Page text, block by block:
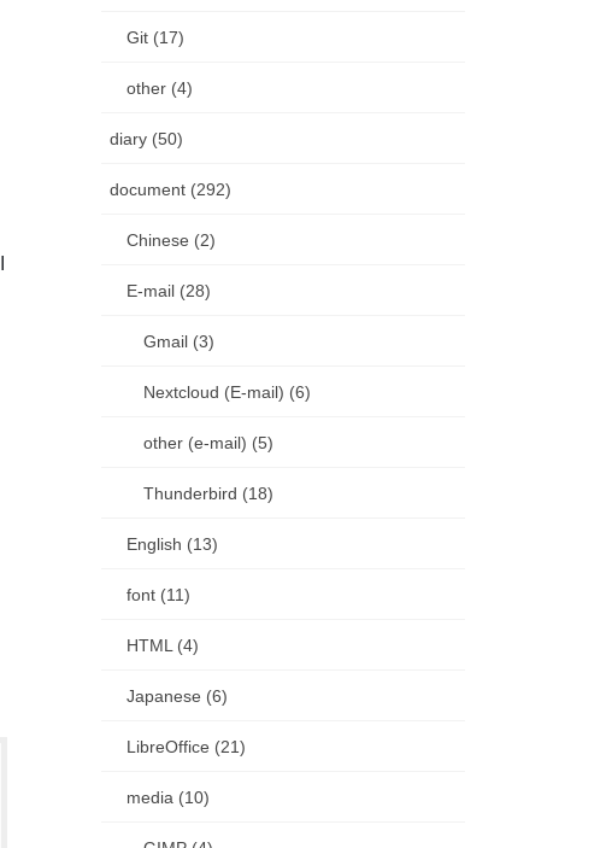
Git (17)
other (4)
diary (50)
document (292)
Chinese (2)
E-mail (28)
Gmail (3)
Nextcloud (E-mail) (6)
other (e-mail) (5)
Thunderbird (18)
English (13)
font (11)
HTML (4)
Japanese (6)
LibreOffice (21)
media (10)